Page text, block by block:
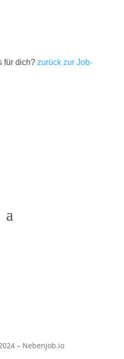
für dich? zurück zur Job-
– Nebenjob.io